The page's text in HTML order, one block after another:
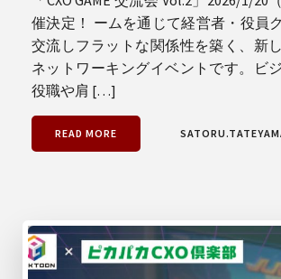
催決定！ ームを通じて経営者・役員
交流しフラットな関係性を築く、新
ネットワーキングイベントです。ビ
役職や肩 […]
READ MORE